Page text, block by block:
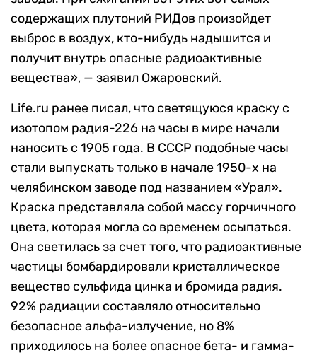
содержащих плутоний РИДов произойдет
выброс в воздух, кто-нибудь надышится и
получит внутрь опасные радиоактивные
вещества», — заявил Ожаровский.
Life.ru ранее писал, что светящуюся краску с
изотопом радия-226 на часы в мире начали
наносить с 1905 года. В СССР подобные часы
стали выпускать только в начале 1950-х на
челябинском заводе под названием «Урал».
Краска представляла собой массу горчичного
цвета, которая могла со временем осыпаться.
Она светилась за счет того, что радиоактивные
частицы бомбардировали кристаллическое
вещество сульфида цинка и бромида радия.
92% радиации составляло относительно
безопасное альфа-излучение, но 8%
приходилось на более опасное бета- и гамма-